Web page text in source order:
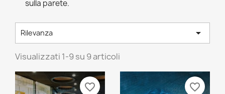
sulla parete.
Rilevanza 
Visualizzati 1-9 su 9 articoli
favorite_border favorite_border